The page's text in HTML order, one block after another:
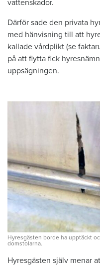
vattenskador.
Därför sade den privata
med hänvisning till att
kallade vårdplikt (se
på att flytta fick
uppsägningen.
Hyresgästen borde ha upptäckt
domstolarna.
Hyresgästen själv menar